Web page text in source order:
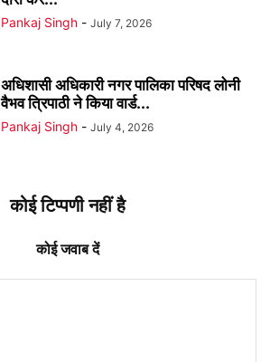
Pankaj Singh - July 7, 2026
अधिशासी अधिकारी नगर पालिका परिषद लोनी
वैभव त्रिपाठी ने किया वार्ड...
Pankaj Singh - July 4, 2026
कोई टिप्पणी नहीं है
कोई जवाब दें